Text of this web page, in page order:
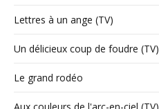
Lettres à un ange (TV)
Un délicieux coup de foudre (TV)
Le grand rodéo